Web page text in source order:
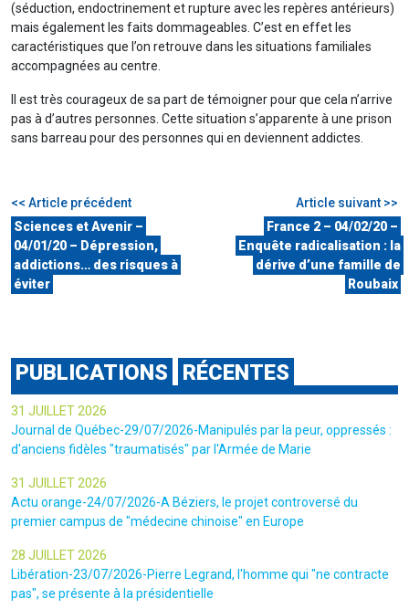
(séduction, endoctrinement et rupture avec les repères antérieurs)
mais également les faits dommageables. C’est en effet les
caractéristiques que l’on retrouve dans les situations familiales
accompagnées au centre.
Il est très courageux de sa part de témoigner pour que cela n’arrive
pas à d’autres personnes. Cette situation s’apparente à une prison
sans barreau pour des personnes qui en deviennent addictes.
<< Article précédent
Sciences et Avenir –
04/01/20 – Dépression,
addictions… des risques à
éviter
Article suivant >>
France 2 – 04/02/20 –
Enquête radicalisation : la
dérive d’une famille de
Roubaix
PUBLICATIONS RÉCENTES
31 JUILLET 2026
Journal de Québec-29/07/2026-Manipulés par la peur, oppressés :
d'anciens fidèles "traumatisés" par l'Armée de Marie
31 JUILLET 2026
Actu orange-24/07/2026-A Béziers, le projet controversé du
premier campus de "médecine chinoise" en Europe
28 JUILLET 2026
Libération-23/07/2026-Pierre Legrand, l'homme qui "ne contracte
pas", se présente à la présidentielle